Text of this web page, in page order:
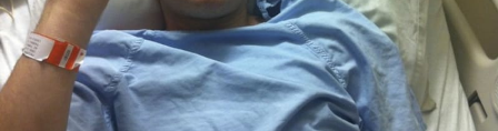
Videa
Sledujte prima+